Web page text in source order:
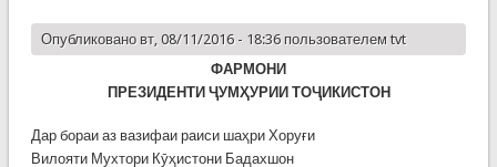
Опубликовано вт, 08/11/2016 - 18:36 пользователем tvt
ФАРМОНИ
ПРЕЗИДЕНТИ ҶУМҲУРИИ ТОҶИКИСТОН
Дар бораи аз вазифаи раиси шаҳри Хоруғи
Вилояти Мухтори Кӯҳистони Бадахшон